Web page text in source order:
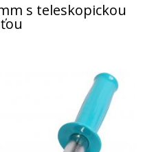
s teleskopickou